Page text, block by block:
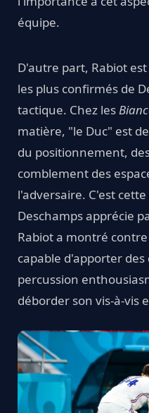
équipe.
D'autre part, Rabiot
les plus confirmés de
tactique. Chez les
matière, "le Duc" est
du positionnement,
comblement des
l'adversaire. C'est
Deschamps apprécie
Rabiot a montré
capable d'apporter
percussion
déborder son vis-à-vis